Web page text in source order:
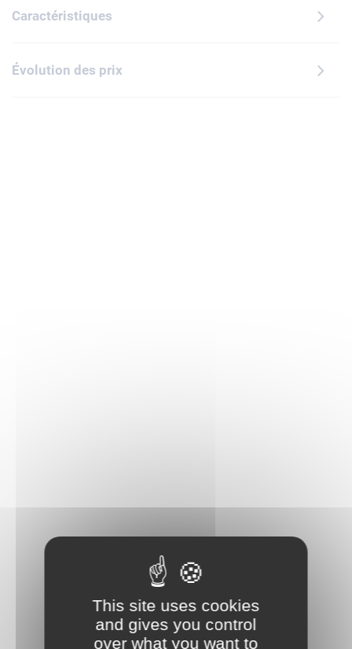
également une décoration adorable pour une chambre
Caractéristiques
Évolution des prix
This site uses cookies
and gives you control
over what you want to